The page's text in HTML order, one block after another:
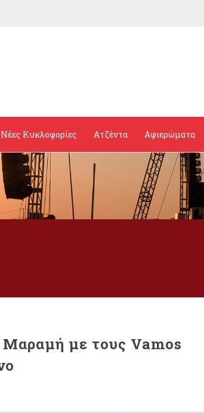
Νέες Κυκλοφορίες Ατζέντα Αφιερώματα
Μαραµή µε τους Vamos